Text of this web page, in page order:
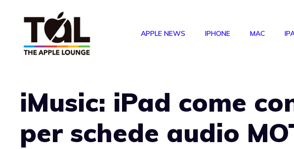
APPLE NEWS IPHONE MAC
iMusic: iPad come
per schede audio